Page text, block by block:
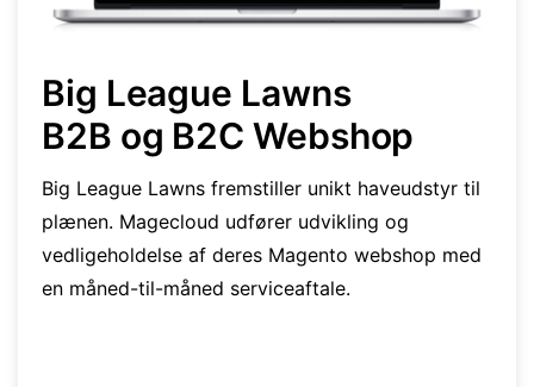
Big League Lawns
B2B og B2C Webshop
Big League Lawns fremstiller unikt haveudstyr til
plænen. Magecloud udfører udvikling og
vedligeholdelse af deres Magento webshop med
en måned-til-måned serviceaftale.